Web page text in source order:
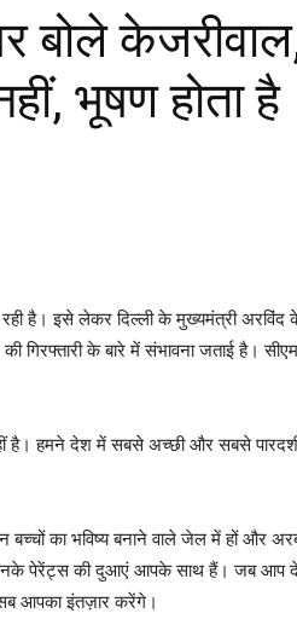
बोले
भूषण होता है
रही है। इसे लेकर दिल्ली के मुख्यमंत्री
के बारे में संभावना जताई है।
हमने देश में सबसे अच्छी और सबसे
का भविष्य बनाने वाले जेल में हों और
पेरेंट्स की दुआएं आपके साथ हैं। जब आप
आपका इंतज़ार करेंगे।